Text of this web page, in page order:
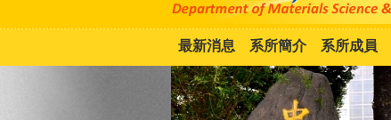
最新消息 系所簡介 系所成員